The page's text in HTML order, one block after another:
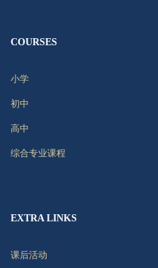
COURSES
小学
初中
高中
综合专业课程
EXTRA LINKS
课后活动